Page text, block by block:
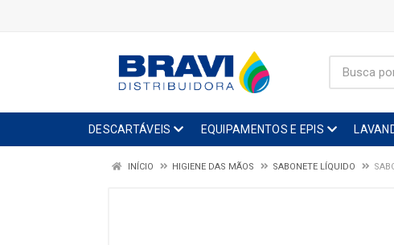
DESCARTÁVEIS EQUIPAMENTOS E EPIS
INÍCIO HIGIENE DAS MÃOS SABONETE LÍQUIDO